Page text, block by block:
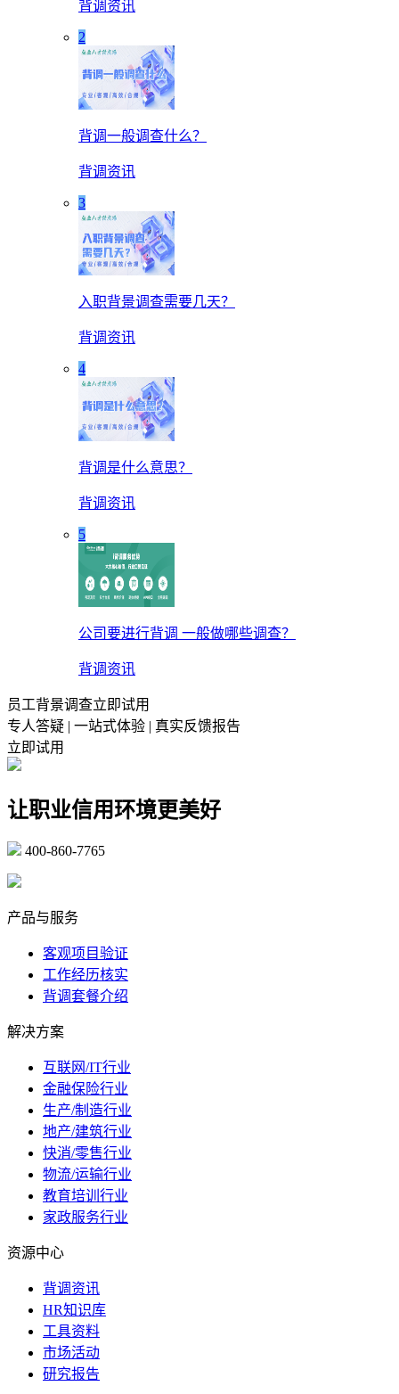
背调资讯
2
背调一般调查什么？
背调资讯
3
入职背景调查需要几天？
背调资讯
4
背调是什么意思？
背调资讯
5
公司要进行背调 一般做哪些调查？
背调资讯
员工背景调查立即试用
专人答疑 | 一站式体验 | 真实反馈报告
立即试用
让职业信用环境更美好
400-860-7765
产品与服务
客观项目验证
工作经历核实
背调套餐介绍
解决方案
互联网/IT行业
金融保险行业
生产/制造行业
地产/建筑行业
快消/零售行业
物流/运输行业
教育培训行业
家政服务行业
资源中心
背调资讯
HR知识库
工具资料
市场活动
研究报告